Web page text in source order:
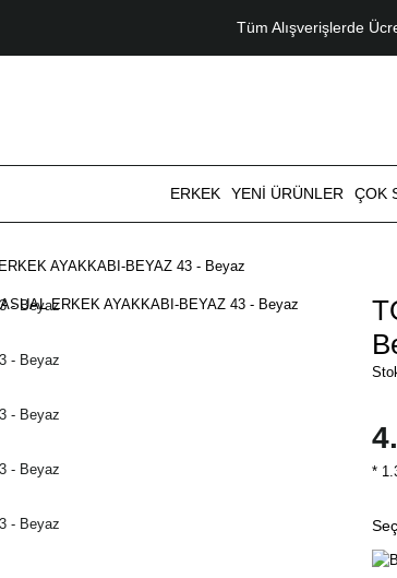
Tüm Alışverişlerde
ERKEK YENİ ÜRÜNLER ÇOK
AYAKKABI-BEYAZ 43 - Beyaz
*